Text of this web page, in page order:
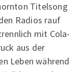
Titelsong
Radios rauf
mit Cola-
aus der
Leben während